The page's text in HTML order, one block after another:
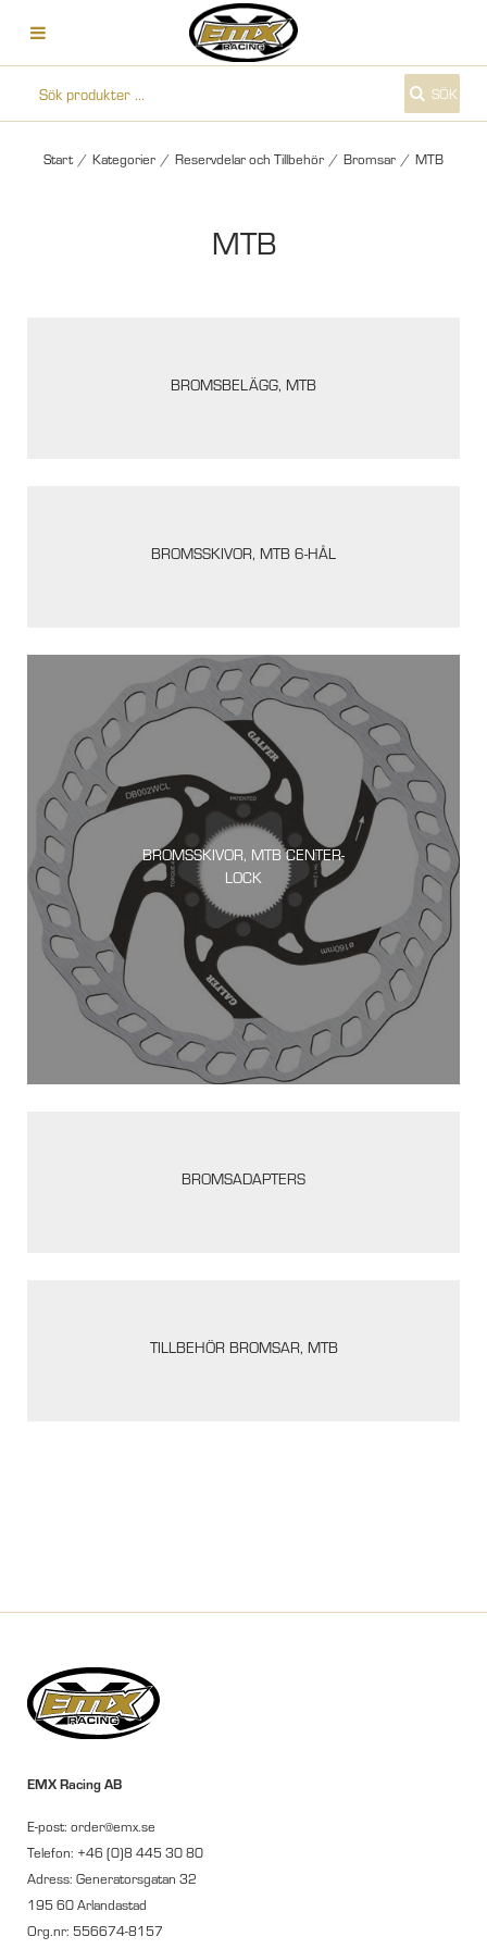
SÖK
Start / Kategorier / Reservdelar och Tillbehör / Bromsar / MTB
MTB
BROMSBELÄGG, MTB
BROMSSKIVOR, MTB 6-HÅL
BROMSSKIVOR, MTB CENTER-
LOCK
BROMSADAPTERS
TILLBEHÖR BROMSAR, MTB
EMX Racing AB
E-post: order@emx.se
Telefon: +46 (0)8 445 30 80
Adress: Generatorsgatan 32
195 60 Arlandastad
Org.nr: 556674-8157